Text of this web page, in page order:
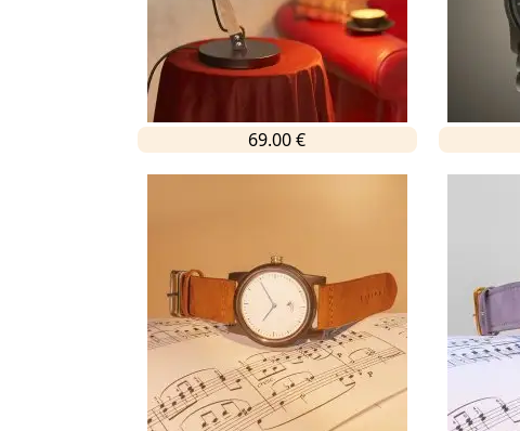
69.00 €